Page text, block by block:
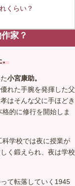
くらい？
家？
。
小宮康助。
優れた手腕を発揮した父
はそんな父に手ほどき
的に修行を開始しま
学校では夜に授業が
く鍛えられ、夜は学校
て転落していく1945